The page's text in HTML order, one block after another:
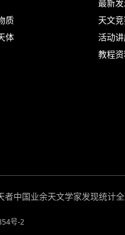
质
体
最新
天文
活动
教程
者中国业余天文学家发现统计
号-2